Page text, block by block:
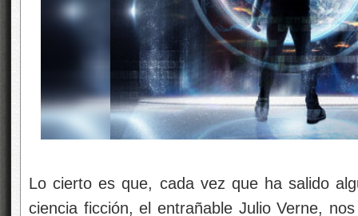
Lo cierto es que, cada vez que ha salido
ciencia ficción, el entrañable Julio Verne,